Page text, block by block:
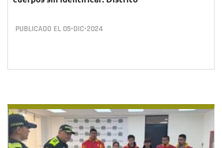
PUBLICADO EL 05•DIC•2024